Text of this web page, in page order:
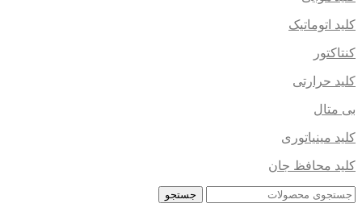
کلید اتوماتیک
کنتاکتور
کلید حرارتی
بی متال
کلید مینیاتوری
کلید محافظ جان
جستجو